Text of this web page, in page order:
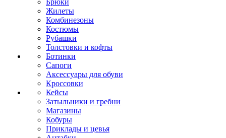
Брюки
Жилеты
Комбинезоны
Костюмы
Рубашки
Толстовки и кофты
Ботинки
Сапоги
Аксессуары для обуви
Кроссовки
Кейсы
Затыльники и гребни
Магазины
Кобуры
Приклады и цевья